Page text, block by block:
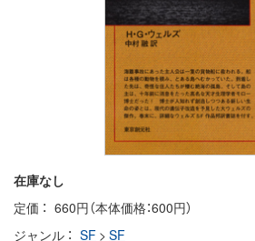
在庫なし
定価
660円（本体価格：600円）
ジャンル
SF > SF